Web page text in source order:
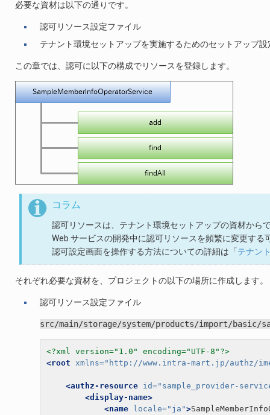
必要な資材は以下の通りです。
認可リソース設定ファイル
テナント環境セットアップを実施するためのセットアップ設
この章では、認可に以下の構成でリソースを登録します。
コラム
認可リソースは、テナント環境セットアップの資材から
Web サービスの開発中に認可リソースを頻繁に変更す
認可設定画面を操作する方法についての詳細は「テナン
それぞれ必要な資材を、プロジェクトの以下の場所に作成します
認可リソース設定ファイル
src/main/storage/system/products/import/basic/
<?xml version="1.0" encoding="UTF-8"?>
<root xmlns="http://www.intra-mart.jp/authz/
<authz-resource id="sample_provider-
<display-name>
<name
locale="ja">